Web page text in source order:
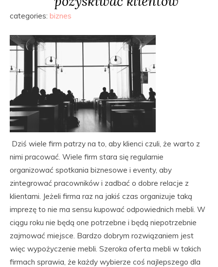
categories: biznes
Dziś wiele firm patrzy na to, aby klienci czuli, że warto z
nimi pracować. Wiele firm stara się regularnie
organizować spotkania biznesowe i eventy, aby
zintegrować pracowników i zadbać o dobre relacje z
klientami. Jeżeli firma raz na jakiś czas organizuje taką
imprezę to nie ma sensu kupować odpowiednich mebli. W
ciągu roku nie będą one potrzebne i będą niepotrzebnie
zajmować miejsce. Bardzo dobrym rozwiązaniem jest
więc wypożyczenie mebli. Szeroka oferta mebli w takich
firmach sprawia, że każdy wybierze coś najlepszego dla